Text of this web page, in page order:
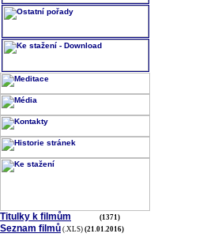
Titulky k filmům (1371)
Seznam filmů (.XLS) (21.01.2016)